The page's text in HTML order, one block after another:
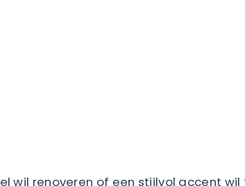
wil renoveren of een stijlvol accent